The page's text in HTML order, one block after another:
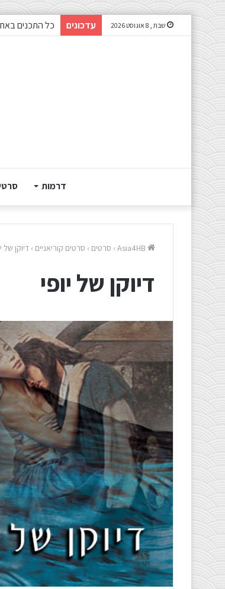
שבת , 8 אוגוסט 2026 עדכונים כל התכנים
דרמות
› סרטים › סרטים קוריאניים › דיוקן של
דיוקן של יופי